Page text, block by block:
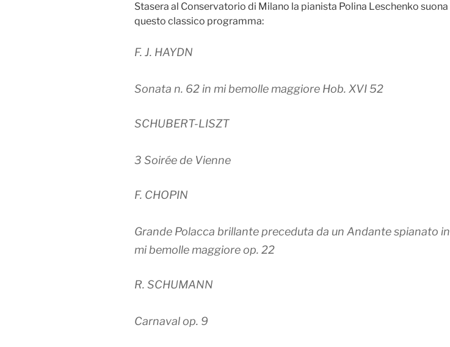
Stasera al Conservatorio di Milano la pianista Polina Leschenko suona
questo classico programma:
F. J. HAYDN
Sonata n. 62 in mi bemolle maggiore Hob. XVI 52
SCHUBERT-LISZT
3 Soirée de Vienne
F. CHOPIN
Grande Polacca brillante preceduta da un Andante spianato in
mi bemolle maggiore op. 22
R. SCHUMANN
Carnaval op. 9